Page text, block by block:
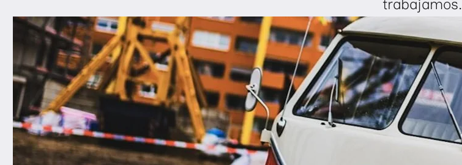
trabajamos.